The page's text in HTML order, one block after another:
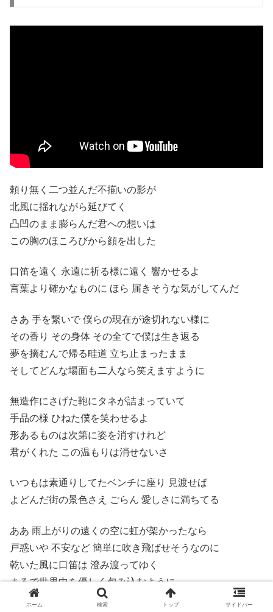
頼り無く二つ並んだ不揃いの影が
北風に揺れながら延びてく
凸凹のまま膨らんだ君への想いは
この胸のほころびから顔を出した
口笛を遠く 永遠に祈る様に遠く 響かせるよ
言葉より確かなものに ほら 届きそうな気がしてんだ
さあ 手を繋いで 僕らの現在が途切れない様に
その香り その身体 その全てで僕は生き返る
夢を摘むんで帰る畦道 立ち止まったまま
そしてどんな場面も二人なら笑えますように
無造作にさげた鞄にタネが詰まっていて
手品の様 ひねた僕を笑わせるよ
形あるものは次第に姿を消すけれど
君がくれた この温もりは消せないさ
いつもは素通りしてたベンチに座り 見渡せば
よどんだ街の景色さえ ごらん 愛しさに満ちてる
ああ 雨上がりの遠くの空に虹が架かったなら
戸惑いや 不安など 簡単に吹き飛ばせそうなのに
乾いた風に口笛は 澄み渡ってゆく
まるで世界中を優しく包み込むように
ホーム 検索 トップ サイドバー